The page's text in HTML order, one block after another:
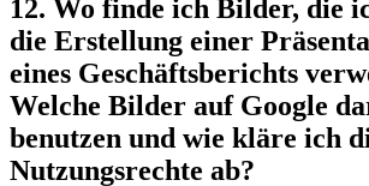
12. Wo finde ich Bilder, die
die Erstellung einer
eines Geschäftsberichts
Welche Bilder auf Google
benutzen und wie kläre ich
Nutzungsrechte ab?